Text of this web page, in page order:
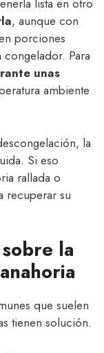
lista en otro
, aunque con
porciones
Para
unas
ambiente
la
Si eso
rallada o
recuperar su
la
que suelen
tienen solución.